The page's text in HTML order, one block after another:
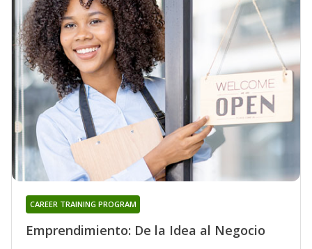
Emprendimiento: De la Idea al Negocio
CAREER TRAINING PROGRAM